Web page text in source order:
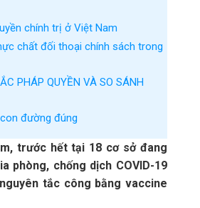
chính trị ở Việt Nam
chất đối thoại chính sách trong
PHÁP QUYỀN VÀ SO SÁNH
đường đúng
trước hết tại 18 cơ sở đang
phòng, chống dịch COVID-19
tắc công bằng vaccine